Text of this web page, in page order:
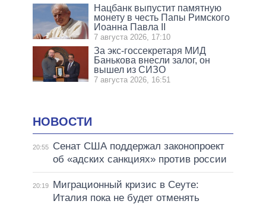
Нацбанк выпустит памятную
монету в честь Папы Римского
Иоанна Павла II
7 августа 2026, 17:10
За экс-госсекретаря МИД
Банькова внесли залог, он
вышел из СИЗО
7 августа 2026, 16:51
НОВОСТИ
20:55
Сенат США поддержал законопроект
об «адских санкциях» против россии
20:19
Миграционный кризис в Сеуте:
Италия пока не будет отменять